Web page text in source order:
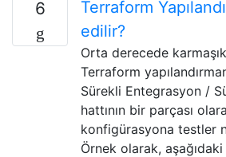
6
Terraform
edilir?
Orta derecede
Terraform
Sürekli Entegrasyon /
hattının bir parçası
konfigürasyona testler
Örnek olarak,